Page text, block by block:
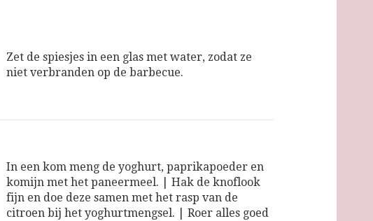
Zet de spiesjes in een glas met water, zodat ze
niet verbranden op de barbecue.
In een kom meng de yoghurt, paprikapoeder en
komijn met het paneermeel. | Hak de knoflook
fijn en doe deze samen met het rasp van de
citroen bij het yoghurtmengsel. | Roer alles goed